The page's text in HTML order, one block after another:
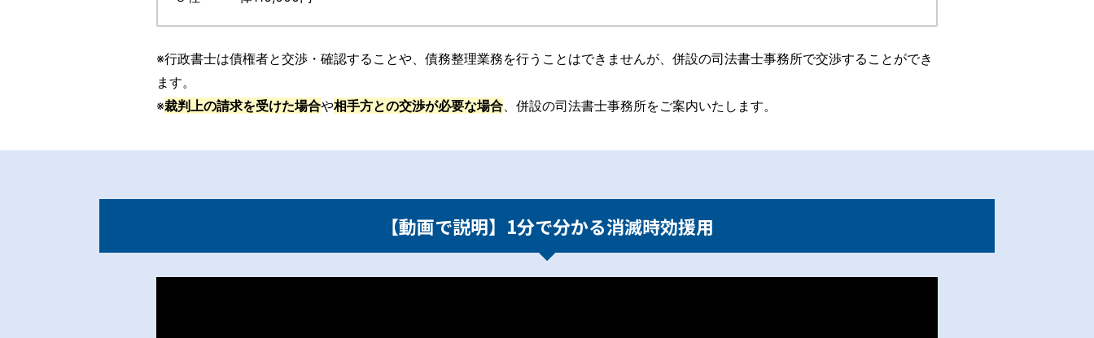
※行政書士は債権者と交渉・確認することや、債務整理業務を行うことはできませんが、併設の司法書士事務所で交渉することができ
ます。
※裁判上の請求を受けた場合や相手方との交渉が必要な場合、併設の司法書士事務所をご案内いたします。
【動画で説明】1分で分かる消滅時効援用